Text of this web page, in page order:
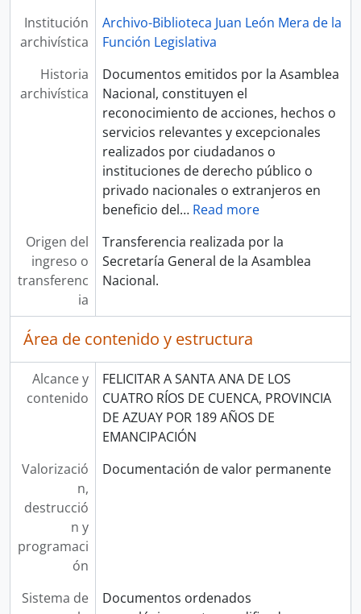
Institución
archivística
Archivo-Biblioteca Juan León Mera de la
Función Legislativa
Historia
archivística
Documentos emitidos por la Asamblea
Nacional, constituyen el
reconocimiento de acciones, hechos o
servicios relevantes y excepcionales
realizados por ciudadanos o
instituciones de derecho público o
privado nacionales o extranjeros en
beneficio del… Read more
Origen del
ingreso o
transferenc
ia
Transferencia realizada por la
Secretaría General de la Asamblea
Nacional.
Área de contenido y estructura
Alcance y
contenido
FELICITAR A SANTA ANA DE LOS
CUATRO RÍOS DE CUENCA, PROVINCIA
DE AZUAY POR 189 AÑOS DE
EMANCIPACIÓN
Valorizació
n,
destrucció
n y
programaci
ón
Documentación de valor permanente
Sistema de
Documentos ordenados